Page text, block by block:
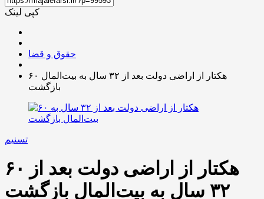
کپی لینک
حقوق و قضا
۶۰ هکتار از اراضی دولت بعد از ۳۲ سال به بیت‌المال
بازگشت
تسنیم
۶۰ هکتار از اراضی دولت بعد از
۳۲ سال به بیت‌المال بازگشت